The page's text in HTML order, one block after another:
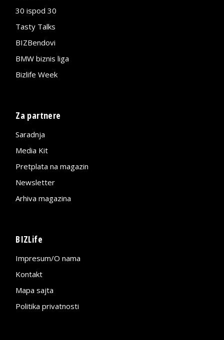
30 ispod 30
Tasty Talks
BIZBendovi
BMW biznis liga
Bizlife Week
Za partnere
Saradnja
Media Kit
Pretplata na magazin
Newsletter
Arhiva magazina
BIZLife
Impresum/O nama
Kontakt
Mapa sajta
Politika privatnosti